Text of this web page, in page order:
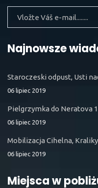
Najnowsze
Staroczeski odpust, Usti
06 lipiec 2019
Pielgrzymka do Neratova
06 lipiec 2019
Mobilizacja Cihelna, Kraliky
06 lipiec 2019
Miejsca w